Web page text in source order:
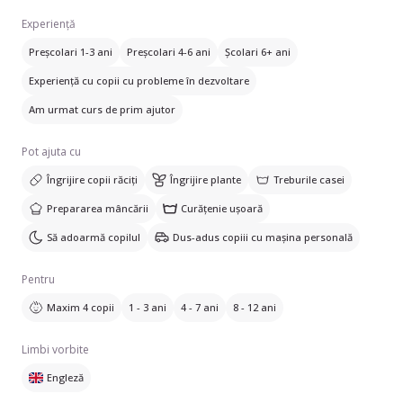
Experiență
Preșcolari 1-3 ani Preșcolari 4-6 ani Școlari 6+ ani
Experiență cu copii cu probleme în dezvoltare
Am urmat curs de prim ajutor
Pot ajuta cu
Îngrijire copii răciți Îngrijire plante Treburile casei
Prepararea mâncării Curățenie ușoară
Să adoarmă copilul Dus-adus copiii cu mașina personală
Pentru
Maxim 4 copii 1 - 3 ani 4 - 7 ani 8 - 12 ani
Limbi vorbite
Engleză